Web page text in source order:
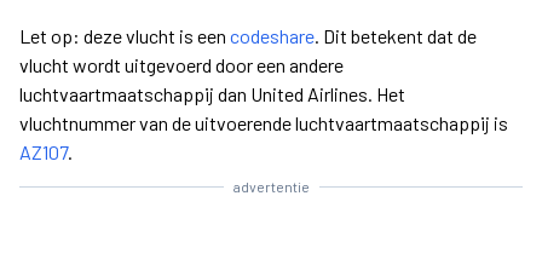
Let op: deze vlucht is een codeshare. Dit betekent dat de
vlucht wordt uitgevoerd door een andere
luchtvaartmaatschappij dan United Airlines. Het
vluchtnummer van de uitvoerende luchtvaartmaatschappij is
AZ107.
advertentie